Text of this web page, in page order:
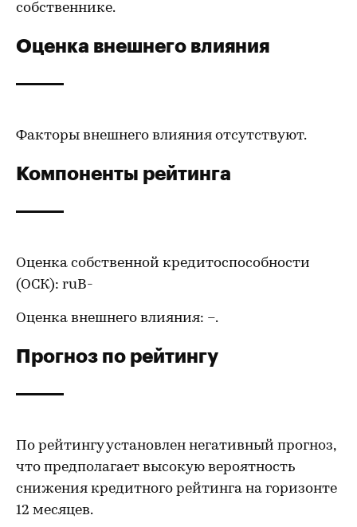
собственнике.
Оценка внешнего влияния
Факторы внешнего влияния отсутствуют.
Компоненты рейтинга
Оценка собственной кредитоспособности
(ОСК): ruB-
Оценка внешнего влияния: –.
Прогноз по рейтингу
По рейтингу установлен негативный прогноз,
что предполагает высокую вероятность
снижения кредитного рейтинга на горизонте
12 месяцев.